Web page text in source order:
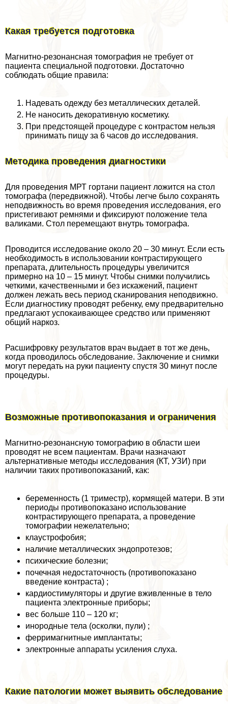
Какая требуется подготовка
Магнитно-резонансная томография не требует от
пациента специальной подготовки. Достаточно
соблюдать общие правила:
Надевать одежду без металлических деталей.
Не наносить декоративную косметику.
При предстоящей процедуре с контрастом нельзя
принимать пищу за 6 часов до исследования.
Методика проведения диагностики
Для проведения МРТ гортани пациент ложится на стол
томографа (передвижной). Чтобы легче было сохранять
неподвижность во время проведения исследования, его
пристегивают ремнями и фиксируют положение тела
валиками. Стол перемещают внутрь томографа.
Проводится исследование около 20 – 30 минут. Если есть
необходимость в использовании контрастирующего
препарата, длительность процедуры увеличится
примерно на 10 – 15 минут. Чтобы снимки получились
четкими, качественными и без искажений, пациент
должен лежать весь период сканирования неподвижно.
Если диагностику проводят ребенку, ему предварительно
предлагают успокаивающее средство или применяют
общий наркоз.
Расшифровку результатов врач выдает в тот же день,
когда проводилось обследование. Заключение и снимки
могут передать на руки пациенту спустя 30 минут после
процедуры.
Возможные противопоказания и ограничения
Магнитно-резонансную томографию в области шеи
проводят не всем пациентам. Врачи назначают
альтернативные методы исследования (КТ, УЗИ) при
наличии таких противопоказаний, как:
беременность (1 триместр), кормящей матери. В эти
периоды противопоказано использование
контрастирующего препарата, а проведение
томографии нежелательно;
клаустрофобия;
наличие металлических эндопротезов;
психические болезни;
почечная недостаточность (противопоказано
введение контраста) ;
кардиостимуляторы и другие вживленные в тело
пациента электронные приборы;
вес больше 110 – 120 кг;
инородные тела (осколки, пули) ;
ферримагнитные имплантаты;
электронные аппараты усиления слуха.
Какие патологии может выявить обследование